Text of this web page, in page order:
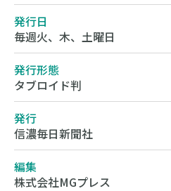
発行日
毎週火、木、土曜日
発行形態
タブロイド判
発行
信濃毎日新聞社
編集
株式会社MGプレス